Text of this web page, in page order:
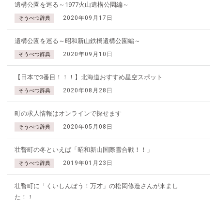
遺構公園を巡る～1977火山遺構公園編～
そうべつ辞典 2020年09月17日
遺構公園を巡る～昭和新山鉄橋遺構公園編～
そうべつ辞典 2020年09月10日
【日本で3番目！！！】北海道おすすめ星空スポット
そうべつ辞典 2020年08月28日
町の求人情報はオンラインで探せます
そうべつ辞典 2020年05月08日
壮瞥町の冬といえば「昭和新山国際雪合戦！！」
そうべつ辞典 2019年01月23日
壮瞥町に「くいしんぼう！万才」の松岡修造さんが来まし
た！！